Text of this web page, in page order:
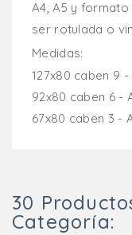
A4, A5 y
ser rotulada o
Medidas:
127x80 caben 9 -
92x80 caben 6 -
67x80 caben 3 -
30
Categoría: